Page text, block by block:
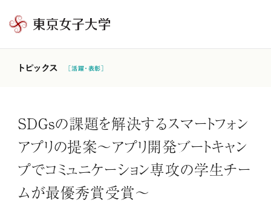
東
トピックス ［活躍・表彰］
SDGsの課題を解決するスマートフォン
アプリの提案～アプリ開発ブートキャン
プでコミュニケーション専攻の学生チー
ムが最優秀賞受賞～